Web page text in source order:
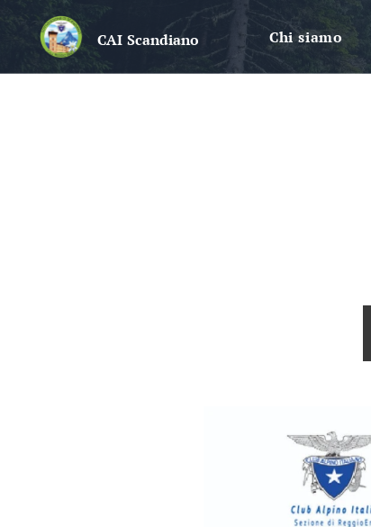
CAI Scandiano Chi siamo